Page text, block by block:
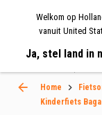
Welkom op
vanuit United
Ja, stel land in
Home
Kinderfiets